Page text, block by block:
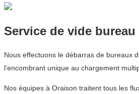
Service de vide bureau
Nous effectuons le débarras de bureaux
l’encombrant unique au chargement
Nos équipes à Oraison traitent tous les